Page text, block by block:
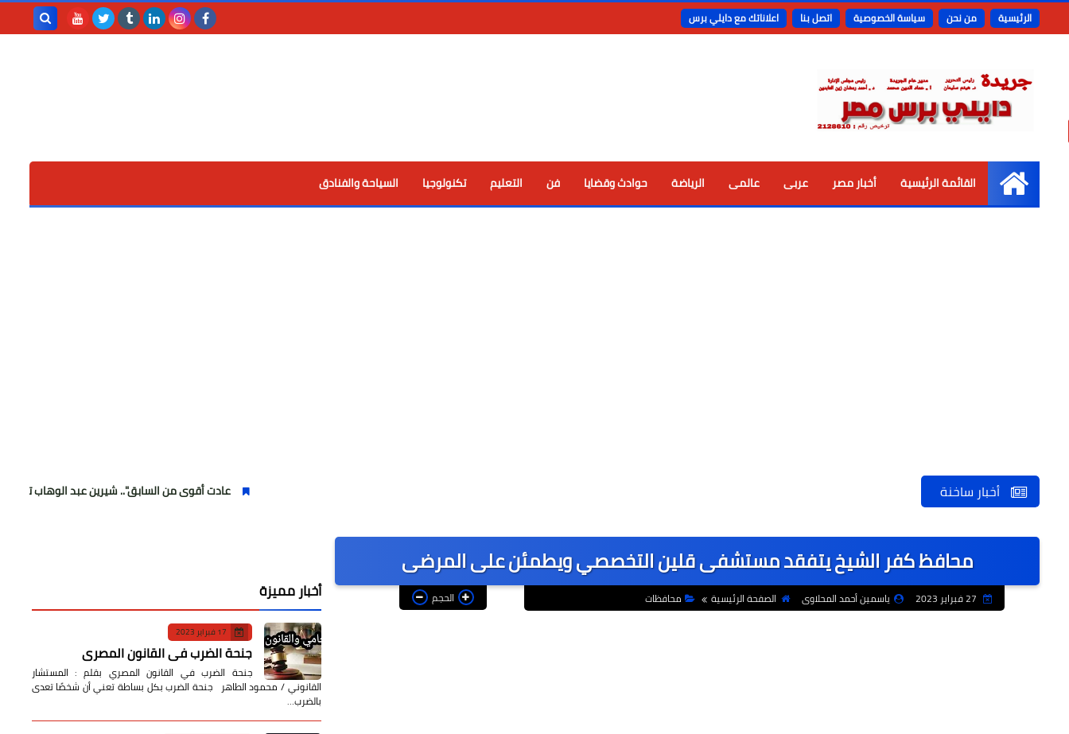
الرئيسية من نحن سياسة الخصوصية اتصل بنا اعلاناتك مع دايلي برس
الرئيسية
القائمة الرئيسية أخبار مصر عربى عالمى الرياضة حوادث وقضايا فن التعليم تكنولوجيا السياحة والفنادق
أخبار ساخنة عادت أقوى من السابق".. شيرين عبد الوهاب تتألق في أولى
محافظ كفر الشيخ يتفقد مستشفى قلين التخصصي ويطمئن على المرضى
ياسمين أحمد المحلاوى الصفحة الرئيسية محافظات الحجم أخبار مميزة
17 فبراير 2023
جنحة الضرب في القانون المصري
جنحة الضرب في القانون المصري بقلم : المستشار
القانوني / محمود الطاهر جنحة الضرب بكل بساطة تعني أن شخصًا تعدى
بالضرب…